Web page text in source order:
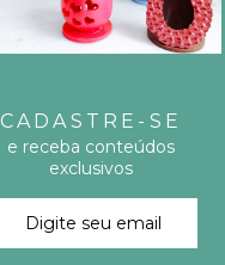
CADASTRE-SE
e receba conteúdos
exclusivos